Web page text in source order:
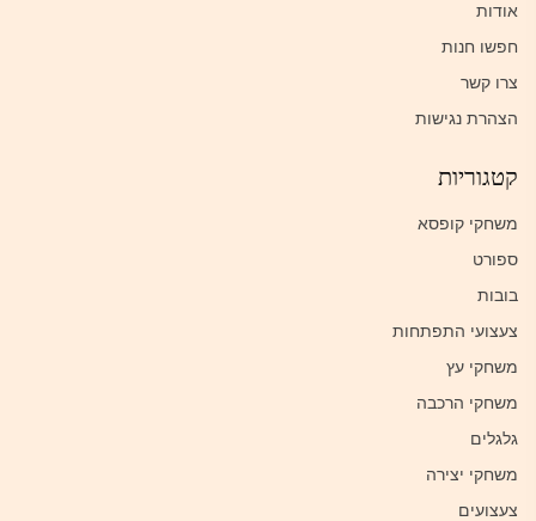
אודות
חפשו חנות
צרו קשר
הצהרת נגישות
קטגוריות
משחקי קופסא
ספורט
בובות
צעצועי התפתחות
משחקי עץ
משחקי הרכבה
גלגלים
משחקי יצירה
צעצועים